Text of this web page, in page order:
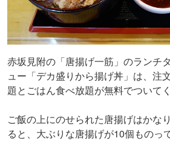
赤坂見附の「唐揚げ一筋」のランチ
ュー「デカ盛りから揚げ丼」は、注
題とごはん食べ放題が無料でついて
ご飯の上にのせられた唐揚げはかな
ると、大ぶりな唐揚げが10個ものっ